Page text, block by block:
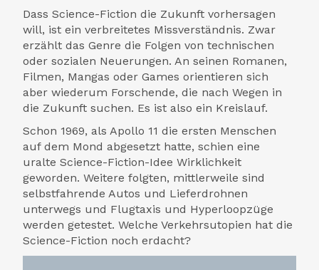
Dass Science-Fiction die Zukunft vorhersagen
will, ist ein verbreitetes Missverständnis. Zwar
erzählt das Genre die Folgen von technischen
oder sozialen Neuerungen. An seinen Romanen,
Filmen, Mangas oder Games orientieren sich
aber wiederum Forschende, die nach Wegen in
die Zukunft suchen. Es ist also ein Kreislauf.
Schon 1969, als Apollo 11 die ersten Menschen
auf dem Mond abgesetzt hatte, schien eine
uralte Science-Fiction-Idee Wirklichkeit
geworden. Weitere folgten, mittlerweile sind
selbstfahrende Autos und Lieferdrohnen
unterwegs und Flugtaxis und Hyperloopzüge
werden getestet. Welche Verkehrsutopien hat die
Science-Fiction noch erdacht?